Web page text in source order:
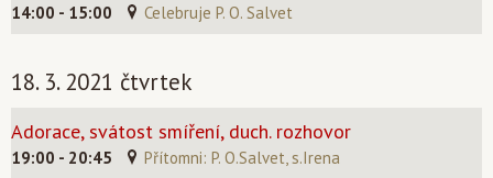
14:00 - 15:00 Celebruje P. O. Salvet
18. 3. 2021 čtvrtek
Adorace, svátost smíření, duch. rozhovor
19:00 - 20:45 Přítomni: P. O.Salvet, s.Irena